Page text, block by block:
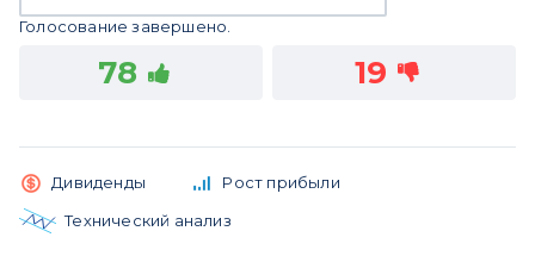
Голосование завершено.
78 19
Дивиденды
Рост прибыли
Технический анализ